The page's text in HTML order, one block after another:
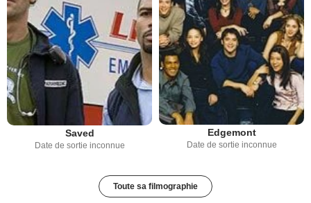
Saved
Date de sortie inconnue
Edgemont
Date de sortie inconnue
Toute sa filmographie